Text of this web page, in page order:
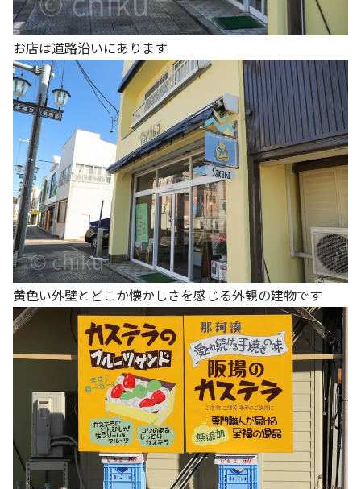
お店は道路沿いにあります
黄色い外壁とどこか懐かしさを感じる外観の建物です